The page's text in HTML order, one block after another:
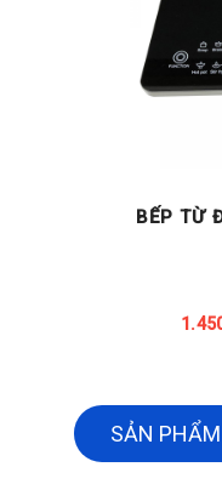
BẾP TỪ
SẢN